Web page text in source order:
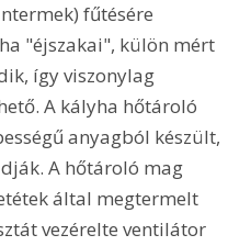
fűtésére
"éjszakai", külön mért
így viszonylag
A kályha hőtároló
anyagból készült,
A hőtároló mag
által megtermelt
vezérelte ventilátor